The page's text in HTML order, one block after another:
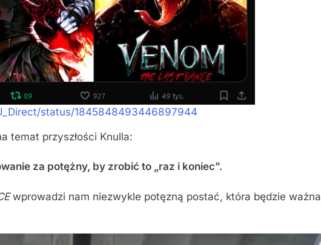
status/1845848493446897944
temat przyszłości Knulla:
za potężny, by zrobić to „raz i koniec”.
wprowadzi nam niezwykle potęzną postać, która będzie ważna